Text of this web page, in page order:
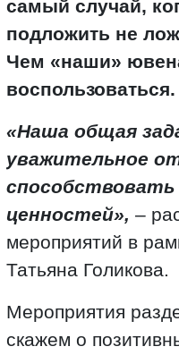
самый случай,
подложить не
Чем «наши»
воспользоваться.
«Наша общая
уважительное
ценностей», –
мероприятий в
Татьяна Голикова.
Мероприятия
скажем о